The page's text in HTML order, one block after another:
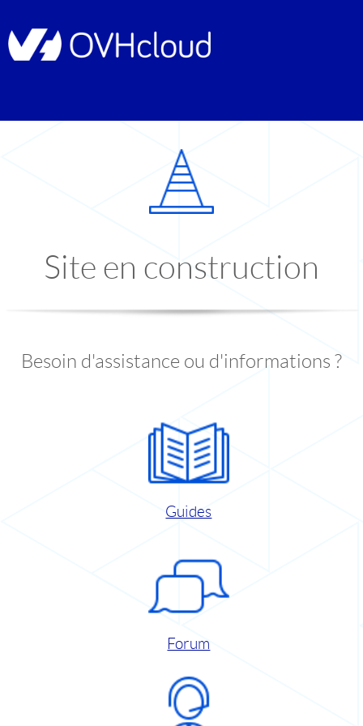
Site en construction
Besoin d'assistance ou d'informations ?
Guides
Forum